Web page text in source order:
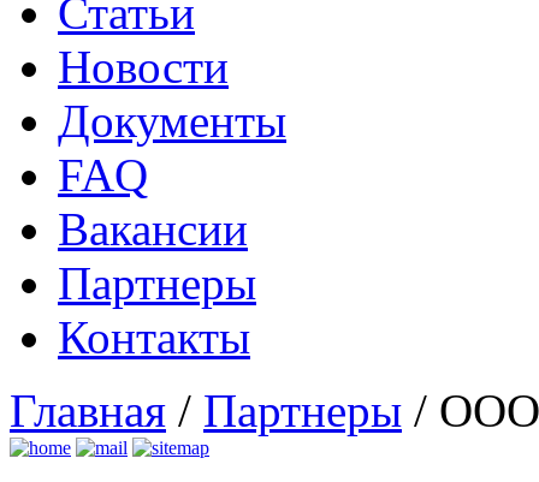
Статьи
Новости
Документы
FAQ
Вакансии
Партнеры
Контакты
Главная / Партнеры / ООО